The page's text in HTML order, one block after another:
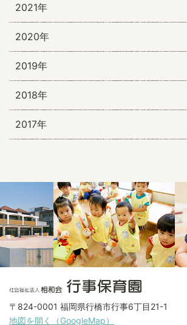
2021年
2020年
2019年
2018年
2017年
〒824-0001 福岡県行橋市行事6丁目21-1
地図を開く（GoogleMap）